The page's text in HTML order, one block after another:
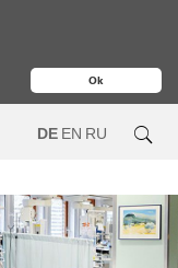
Ok
DE EN RU